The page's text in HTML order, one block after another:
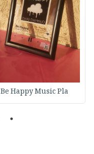
Be Happy Music Pla
1